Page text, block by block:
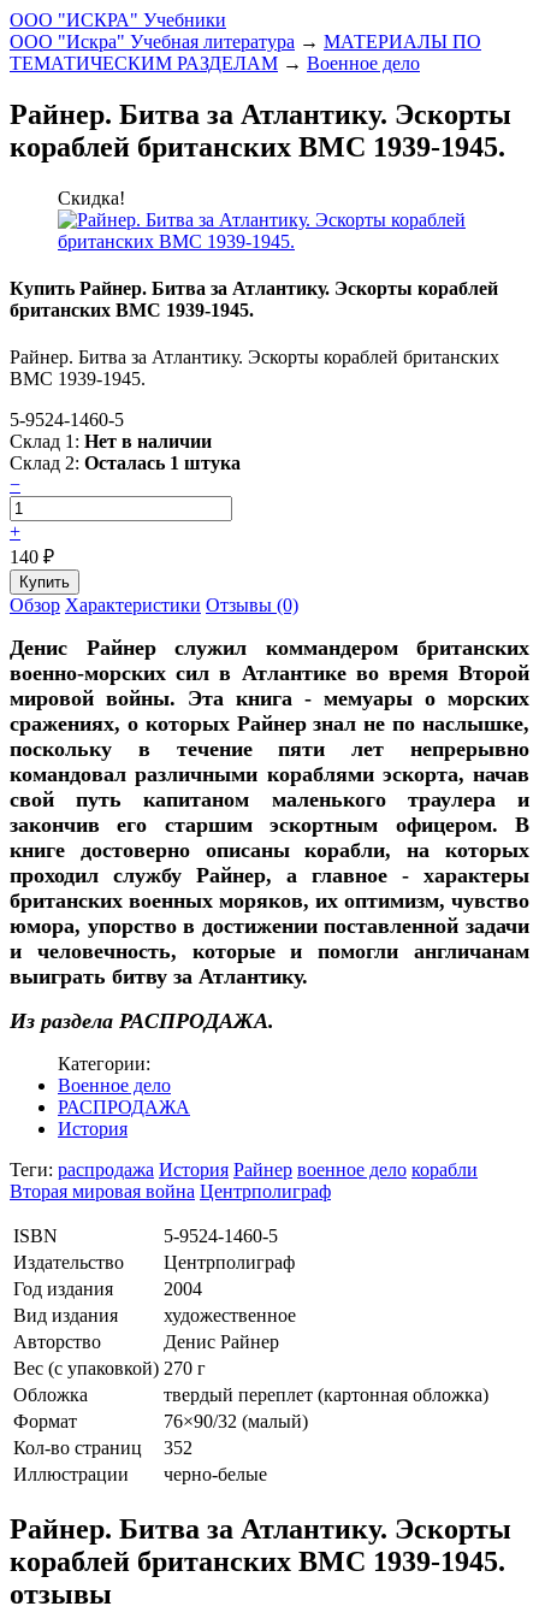
ООО "ИСКРА" Учебники
ООО "Искра" Учебная литература → МАТЕРИАЛЫ ПО
ТЕМАТИЧЕСКИМ РАЗДЕЛАМ → Военное дело
Райнер. Битва за Атлантику. Эскорты
кораблей британских ВМС 1939-1945.
Скидка!
Купить Райнер. Битва за Атлантику. Эскорты кораблей
британских ВМС 1939-1945.
Райнер. Битва за Атлантику. Эскорты кораблей британских
ВМС 1939-1945.
5-9524-1460-5
Склад 1: Нет в наличии
Склад 2: Осталась 1 штука
−
+
140 ₽
Обзор Характеристики Отзывы (0)
Денис Райнер служил коммандером британских
военно-морских сил в Атлантике во время Второй
мировой войны. Эта книга - мемуары о морских
сражениях, о которых Райнер знал не по наслышке,
поскольку в течение пяти лет непрерывно
командовал различными кораблями эскорта, начав
свой путь капитаном маленького траулера и
закончив его старшим эскортным офицером. В
книге достоверно описаны корабли, на которых
проходил службу Райнер, а главное - характеры
британских военных моряков, их оптимизм, чувство
юмора, упорство в достижении поставленной задачи
и человечность, которые и помогли англичанам
выиграть битву за Атлантику.
Из раздела РАСПРОДАЖА.
Категории:
Военное дело
РАСПРОДАЖА
История
Теги: распродажа История Райнер военное дело корабли
Вторая мировая война Центрполиграф
ISBN
5-9524-1460-5
Издательство
Центрполиграф
Год издания
2004
Вид издания
художественное
Авторство
Денис Райнер
Вес (c упаковкой) 270 г
Обложка
твердый переплет (картонная обложка)
Формат
76×90/32 (малый)
Кол-во страниц
352
Иллюстрации
черно-белые
Райнер. Битва за Атлантику. Эскорты
кораблей британских ВМС 1939-1945.
отзывы